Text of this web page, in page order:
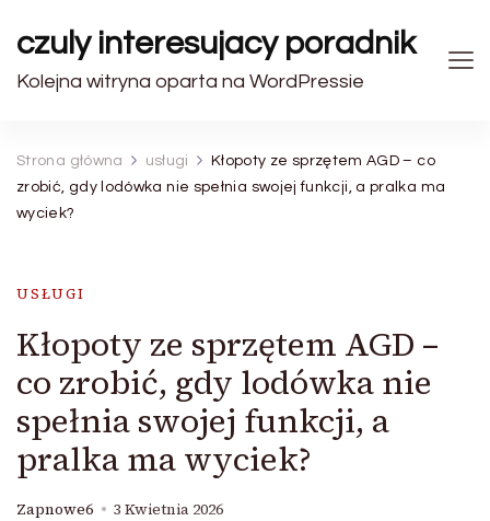
czuly interesujacy poradnik
Kolejna witryna oparta na WordPressie
Strona główna usługi
Kłopoty ze sprzętem AGD – co
zrobić, gdy lodówka nie spełnia swojej funkcji, a pralka ma
wyciek?
USŁUGI
Kłopoty ze sprzętem AGD –
co zrobić, gdy lodówka nie
spełnia swojej funkcji, a
pralka ma wyciek?
Zapnowe6 3 Kwietnia 2026